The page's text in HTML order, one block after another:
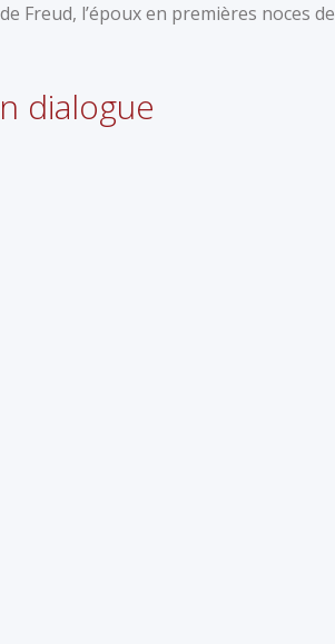
Freud, l’époux en premières noces de
dialogue